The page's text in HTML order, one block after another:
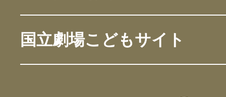
国立劇場こどもサイト